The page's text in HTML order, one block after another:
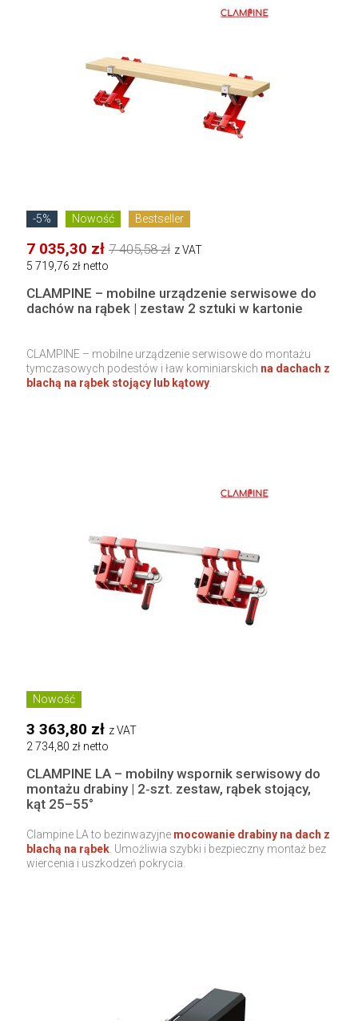
-5% Nowość Bestseller
7 035,30 zł 7 405,58 zł z VAT
5 719,76 zł netto
CLAMPINE – mobilne urządzenie serwisowe do
dachów na rąbek | zestaw 2 sztuki w kartonie
CLAMPINE – mobilne urządzenie serwisowe do montażu
tymczasowych podestów i ław kominiarskich na dachach z
blachą na rąbek stojący lub kątowy
Nowość
3 363,80 zł z VAT
2 734,80 zł netto
CLAMPINE LA – mobilny wspornik serwisowy do
montażu drabiny | 2‑szt. zestaw, rąbek stojący,
kąt 25–55°
Clampine LA to bezinwazyjne mocowanie drabiny na dach z
blachą na rąbek . Umożliwia szybki i bezpieczny montaż bez
wiercenia i uszkodzeń pokrycia.